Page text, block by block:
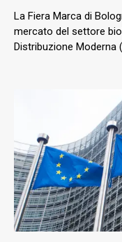
La Fiera Marca di
mercato del settore
Distribuzione Moderna